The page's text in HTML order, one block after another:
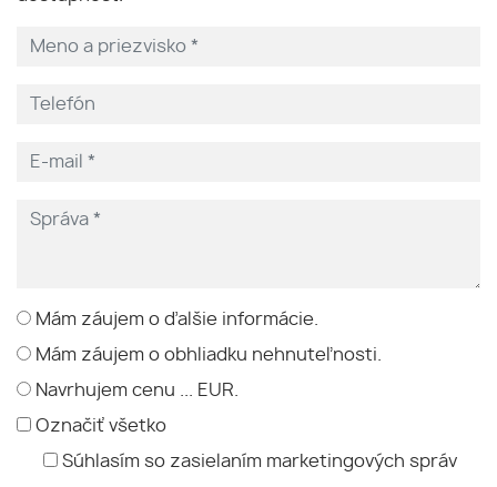
Mám záujem o ďalšie informácie.
Mám záujem o obhliadku nehnuteľnosti.
Navrhujem cenu ... EUR.
Označiť všetko
Súhlasím so zasielaním marketingových správ